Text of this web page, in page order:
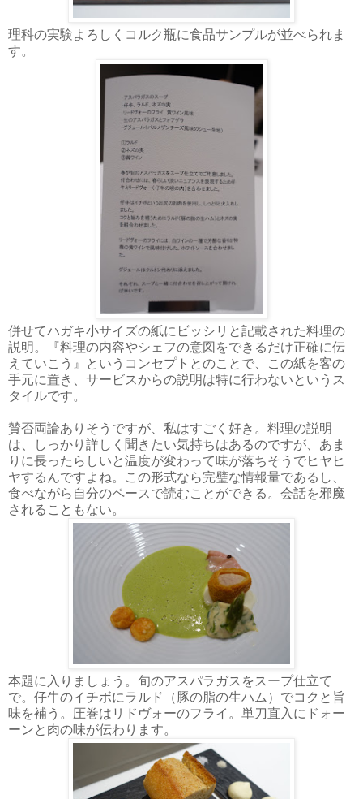
理科の実験よろしくコルク瓶に食品サンプルが並べられま
す。
併せてハガキ小サイズの紙にビッシリと記載された料理の
説明。『料理の内容やシェフの意図をできるだけ正確に伝
えていこう』というコンセプトとのことで、この紙を客の
手元に置き、サービスからの説明は特に行わないというス
タイルです。
賛否両論ありそうですが、私はすごく好き。料理の説明
は、しっかり詳しく聞きたい気持ちはあるのですが、あま
りに長ったらしいと温度が変わって味が落ちそうでヒヤヒ
ヤするんですよね。この形式なら完璧な情報量であるし、
食べながら自分のペースで読むことができる。会話を邪魔
されることもない。
本題に入りましょう。旬のアスパラガスをスープ仕立て
で。仔牛のイチボにラルド（豚の脂の生ハム）でコクと旨
味を補う。圧巻はリドヴォーのフライ。単刀直入にドォー
ーンと肉の味が伝わります。